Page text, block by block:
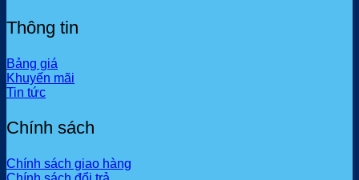
Thông tin
Bảng giá
Khuyến mãi
Tin tức
Chính sách
Chính sách giao hàng